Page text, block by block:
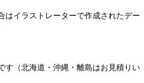
はイラストレーターで作成されたデー
す（北海道・沖縄・離島はお見積りい